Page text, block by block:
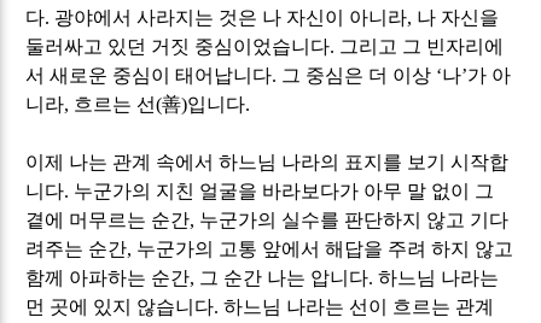
다. 광야에서 사라지는 것은 나 자신이 아니라, 나 자신을
둘러싸고 있던 거짓 중심이었습니다. 그리고 그 빈자리에
서 새로운 중심이 태어납니다. 그 중심은 더 이상 ‘나’가 아
니라, 흐르는 선(善)입니다.
이제 나는 관계 속에서 하느님 나라의 표지를 보기 시작합
니다. 누군가의 지친 얼굴을 바라보다가 아무 말 없이 그
곁에 머무르는 순간, 누군가의 실수를 판단하지 않고 기다
려주는 순간, 누군가의 고통 앞에서 해답을 주려 하지 않고
함께 아파하는 순간, 그 순간 나는 압니다.하느님 나라는
먼 곳에 있지 않습니다.하느님 나라는 선이 흐르는 관계